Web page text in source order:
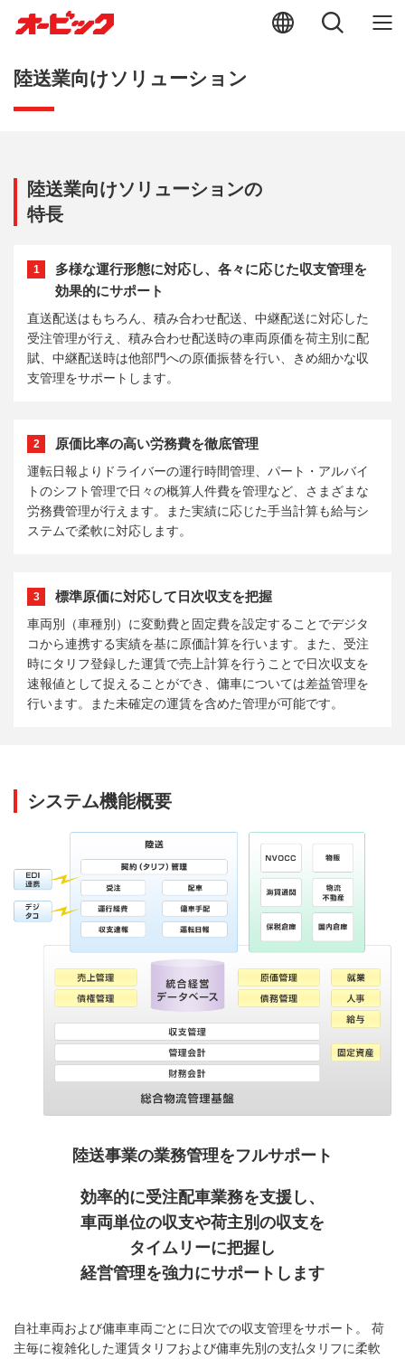
陸送業向けソリューション
陸送業向けソリューションの
特長
1
多様な運行形態に対応し、各々に応じた収支管理を
効果的にサポート
直送配送はもちろん、積み合わせ配送、中継配送に対応した
受注管理が行え、積み合わせ配送時の車両原価を荷主別に配
賦、中継配送時は他部門への原価振替を行い、きめ細かな収
支管理をサポートします。
2 原価比率の高い労務費を徹底管理
運転日報よりドライバーの運行時間管理、パート・アルバイ
トのシフト管理で日々の概算人件費を管理など、さまざまな
労務費管理が行えます。また実績に応じた手当計算も給与シ
ステムで柔軟に対応します。
3 標準原価に対応して日次収支を把握
車両別（車種別）に変動費と固定費を設定することでデジタ
コから連携する実績を基に原価計算を行います。また、受注
時にタリフ登録した運賃で売上計算を行うことで日次収支を
速報値として捉えることができ、傭車については差益管理を
行います。また未確定の運賃を含めた管理が可能です。
システム機能概要
陸送事業の業務管理をフルサポート
効率的に受注配車業務を支援し、
車両単位の収支や荷主別の収支を
タイムリーに把握し
経営管理を強力にサポートします
自社車両および傭車車両ごとに日次での収支管理をサポート。 荷
主毎に複雑化した運賃タリフおよび傭車先別の支払タリフに柔軟